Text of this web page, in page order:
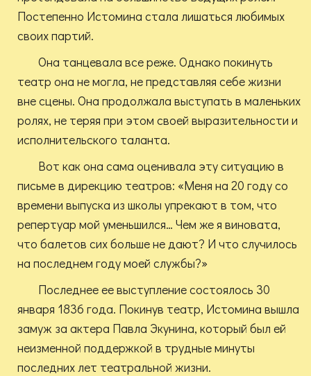
Постепенно Истомина стала лишаться любимых
своих партий.
Она танцевала все реже. Однако покинуть
театр она не могла, не представляя себе жизни
вне сцены. Она продолжала выступать в маленьких
ролях, не теряя при этом своей выразительности и
исполнительского таланта.
Вот как она сама оценивала эту ситуацию в
письме в дирекцию театров: «Меня на 20 году со
времени выпуска из школы упрекают в том, что
репертуар мой уменьшился… Чем же я виновата,
что балетов сих больше не дают? И что случилось
на последнем году моей службы?»
Последнее ее выступление состоялось 30
января 1836 года. Покинув театр, Истомина вышла
замуж за актера Павла Экунина, который был ей
неизменной поддержкой в трудные минуты
последних лет театральной жизни.